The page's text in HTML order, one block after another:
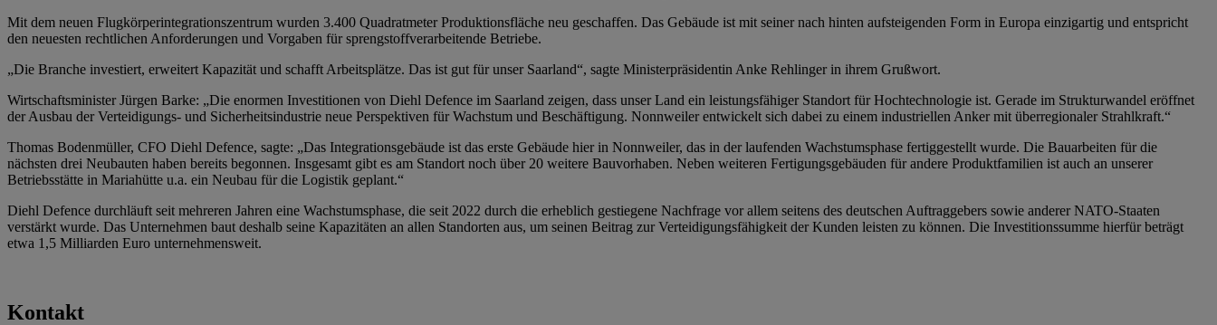
Mit dem neuen Flugkörperintegrationszentrum wurden 3.400 Quadratmeter Produktionsfläche neu geschaffen. Das Gebäude ist mit seiner nach hinten aufsteigenden Form in Europa einzigartig und entspricht
den neuesten rechtlichen Anforderungen und Vorgaben für sprengstoffverarbeitende Betriebe.
„Die Branche investiert, erweitert Kapazität und schafft Arbeitsplätze. Das ist gut für unser Saarland“, sagte Ministerpräsidentin Anke Rehlinger in ihrem Grußwort.
Wirtschaftsminister Jürgen Barke: „Die enormen Investitionen von Diehl Defence im Saarland zeigen, dass unser Land ein leistungsfähiger Standort für Hochtechnologie ist. Gerade im Strukturwandel eröffnet
der Ausbau der Verteidigungs- und Sicherheitsindustrie neue Perspektiven für Wachstum und Beschäftigung. Nonnweiler entwickelt sich dabei zu einem industriellen Anker mit überregionaler Strahlkraft.“
Thomas Bodenmüller, CFO Diehl Defence, sagte: „Das Integrationsgebäude ist das erste Gebäude hier in Nonnweiler, das in der laufenden Wachstumsphase fertiggestellt wurde. Die Bauarbeiten für die
nächsten drei Neubauten haben bereits begonnen. Insgesamt gibt es am Standort noch über 20 weitere Bauvorhaben. Neben weiteren Fertigungsgebäuden für andere Produktfamilien ist auch an unserer
Betriebsstätte in Mariahütte u.a. ein Neubau für die Logistik geplant.“
Diehl Defence durchläuft seit mehreren Jahren eine Wachstumsphase, die seit 2022 durch die erheblich gestiegene Nachfrage vor allem seitens des deutschen Auftraggebers sowie anderer NATO-Staaten
verstärkt wurde. Das Unternehmen baut deshalb seine Kapazitäten an allen Standorten aus, um seinen Beitrag zur Verteidigungsfähigkeit der Kunden leisten zu können. Die Investitionssumme hierfür beträgt
etwa 1,5 Milliarden Euro unternehmensweit.
Kontakt